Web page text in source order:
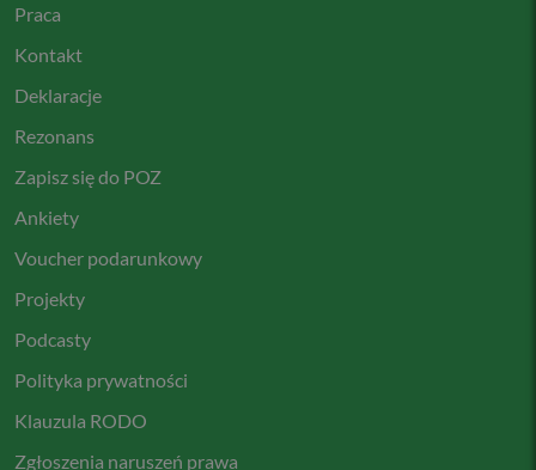
Praca
Kontakt
Deklaracje
Rezonans
Zapisz się do POZ
Ankiety
Voucher podarunkowy
Projekty
Podcasty
Polityka prywatności
Klauzula RODO
Zgłoszenia naruszeń prawa